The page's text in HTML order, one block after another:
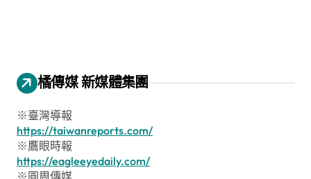
橘傳媒 新媒體集團
※臺灣導報
https://taiwanreports.com/
※鷹眼時報
https://eagleeyedaily.com/
※圓周傳媒